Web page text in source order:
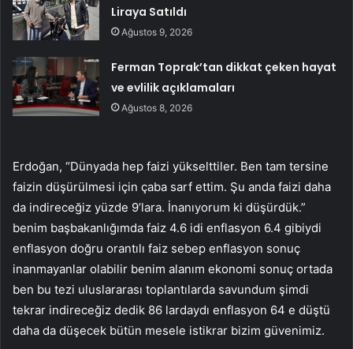
Liraya Satıldı
Ağustos 9, 2026
Ferman Toprak’tan dikkat çeken hayat
ve evlilik açıklamaları
Ağustos 8, 2026
Erdoğan, “Dünyada hep faizi yükselttiler. Ben tam tersine
faizin düşürülmesi için çaba sarf ettim. Şu anda faizi daha
da indireceğiz yüzde 9’lara. İnanıyorum ki düşürdük.”
benim başbakanlığımda faiz 4.6 idi enflasyon 6.4 gibiydi
enflasyon doğru orantılı faiz sebep enflasyon sonuç
inanmayanlar olabilir benim alanım ekonomi sonuç ortada
ben bu tezi uluslararası toplantılarda savundum şimdi
tekrar indireceğiz dedik 86 lardaydı enflasyon 64 e düştü
daha da düşecek bütün mesele istikrar bizim güvenimiz.